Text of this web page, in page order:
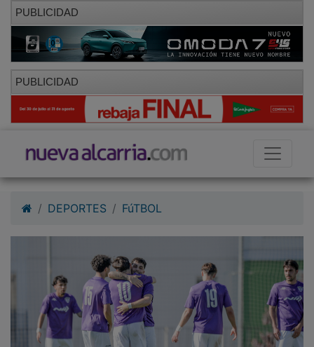
PUBLICIDAD
PUBLICIDAD
DEPORTES FúTBOL